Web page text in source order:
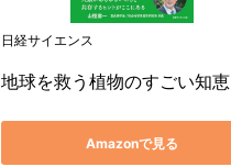
日経サイエンス
地球を救う植物のすごい知恵
Amazonで見る